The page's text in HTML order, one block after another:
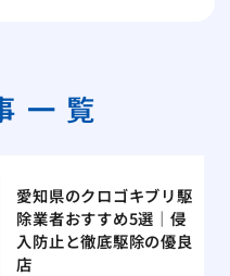
一覧
愛知県のクロゴキブリ駆
除業者おすすめ5選｜侵
入防止と徹底駆除の優良
店